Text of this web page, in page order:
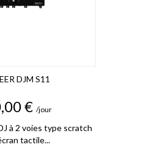
DJM S11
€ /jour
à 2 voies type scratch
tactile...